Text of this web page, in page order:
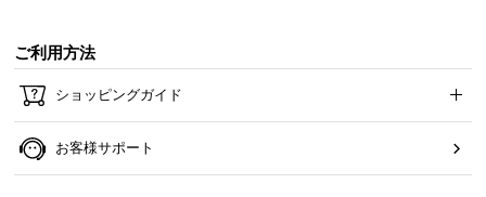
ご利用方法
ショッピングガイド
お客様サポート